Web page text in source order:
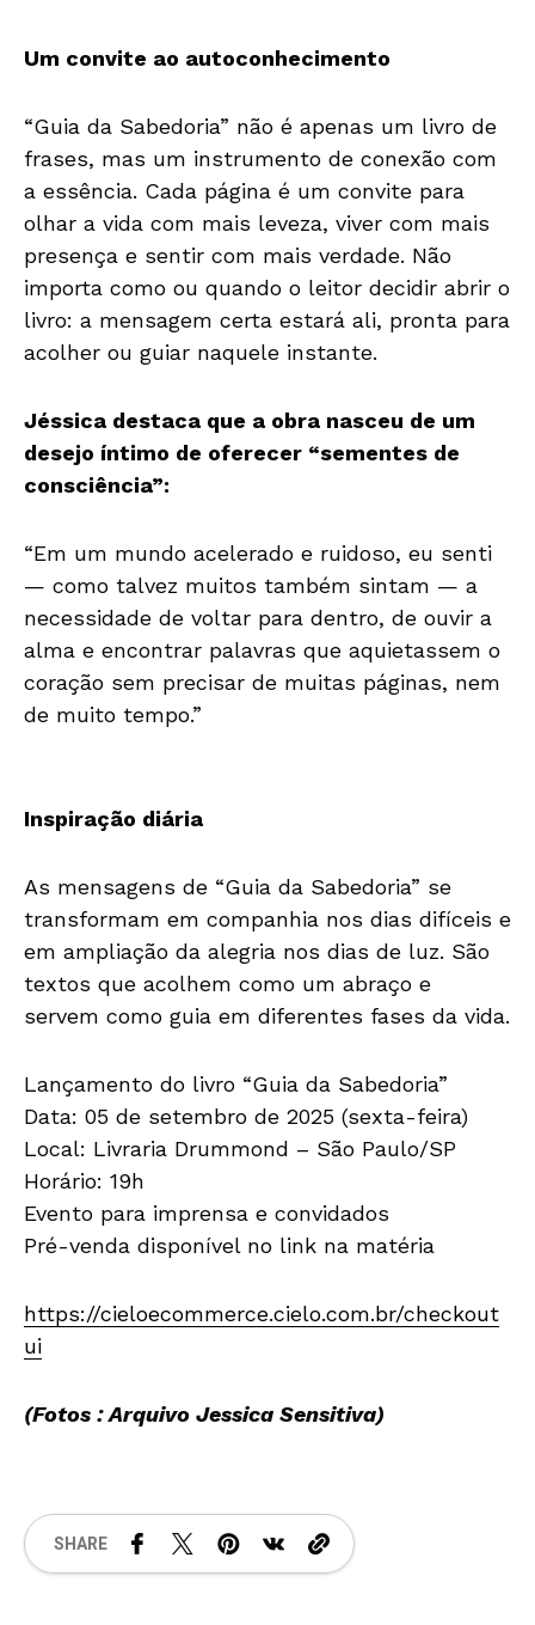
Um convite ao autoconhecimento
“Guia da Sabedoria” não é apenas um livro de
frases, mas um instrumento de conexão com
a essência. Cada página é um convite para
olhar a vida com mais leveza, viver com mais
presença e sentir com mais verdade. Não
importa como ou quando o leitor decidir abrir o
livro: a mensagem certa estará ali, pronta para
acolher ou guiar naquele instante.
Jéssica destaca que a obra nasceu de um
desejo íntimo de oferecer “sementes de
consciência”:
“Em um mundo acelerado e ruidoso, eu senti
— como talvez muitos também sintam — a
necessidade de voltar para dentro, de ouvir a
alma e encontrar palavras que aquietassem o
coração sem precisar de muitas páginas, nem
de muito tempo.”
Inspiração diária
As mensagens de “Guia da Sabedoria” se
transformam em companhia nos dias difíceis e
em ampliação da alegria nos dias de luz. São
textos que acolhem como um abraço e
servem como guia em diferentes fases da vida.
Lançamento do livro “Guia da Sabedoria”
Data: 05 de setembro de 2025 (sexta-feira)
Local: Livraria Drummond – São Paulo/SP
Horário: 19h
Evento para imprensa e convidados
Pré-venda disponível no link na matéria
https://cieloecommerce.cielo.com.br/checkout
ui
(Fotos : Arquivo Jessica Sensitiva)
SHARE